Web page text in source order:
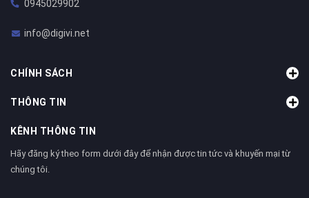
0945029902
info@digivi.net
CHÍNH SÁCH
THÔNG TIN
KÊNH THÔNG TIN
Hãy đăng ký theo form dưới đây để nhận được tin tức và khuyến mại từ
chúng tôi.